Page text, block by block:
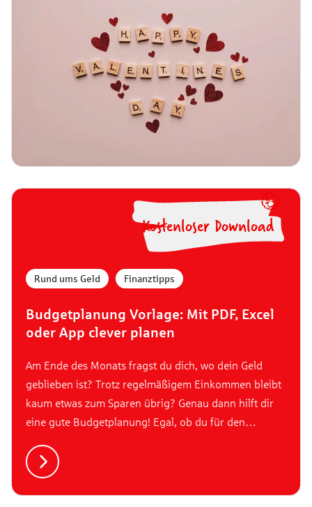
Kostenloser Download
🤑
Budgetplanung Vorlage: Mit PDF, Excel
oder App clever planen
Rund ums Geld Finanztipps
Am Ende des Monats fragst du dich, wo dein Geld
geblieben ist? Trotz regelmäßigem Einkommen bleibt
kaum etwas zum Sparen übrig? Genau dann hilft dir
eine gute Budgetplanung! Egal, ob du für den
verstehen möchtest oder einfach mehr Überblick
brauchst: Mit der richtigen Vorlage wird
Budgetplanung deutlich einfacher.